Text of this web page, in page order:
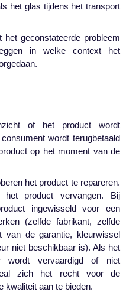
het glas tijdens het transport
geconstateerde probleem
in welke context het
of het product wordt
wordt terugbetaald
op het moment van de
het product te repareren.
product vervangen. Bij
ingewisseld voor een
(zelfde fabrikant, zelfde
van de garantie, kleurwissel
niet beschikbaar is). Als het
wordt vervaardigd of niet
zich het recht voor de
kwaliteit aan te bieden.